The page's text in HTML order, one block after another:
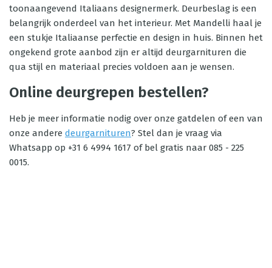
toonaangevend Italiaans designermerk. Deurbeslag is een
belangrijk onderdeel van het interieur. Met Mandelli haal je
een stukje Italiaanse perfectie en design in huis. Binnen het
ongekend grote aanbod zijn er altijd deurgarnituren die
qua stijl en materiaal precies voldoen aan je wensen.
Online deurgrepen bestellen?
Heb je meer informatie nodig over onze gatdelen of een van
onze andere deurgarnituren? Stel dan je vraag via
Whatsapp op +31 6 4994 1617 of bel gratis naar 085 - 225
0015.